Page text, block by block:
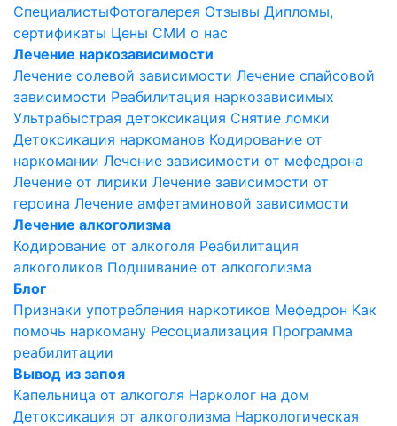
СпециалистыФотогалерея Отзывы Дипломы,
сертификаты Цены СМИ о нас
Лечение наркозависимости
Лечение солевой зависимости Лечение спайсовой
зависимости Реабилитация наркозависимых
Ультрабыстрая детоксикация Снятие ломки
Детоксикация наркоманов Кодирование от
наркомании Лечение зависимости от мефедрона
Лечение от лирики Лечение зависимости от
героина Лечение амфетаминовой зависимости
Лечение алкоголизма
Кодирование от алкоголя Реабилитация
алкоголиков Подшивание от алкоголизма
Блог
Признаки употребления наркотиков Мефедрон Как
помочь наркоману Ресоциализация Программа
реабилитации
Вывод из запоя
Капельница от алкоголя Нарколог на дом
Детоксикация от алкоголизма Наркологическая